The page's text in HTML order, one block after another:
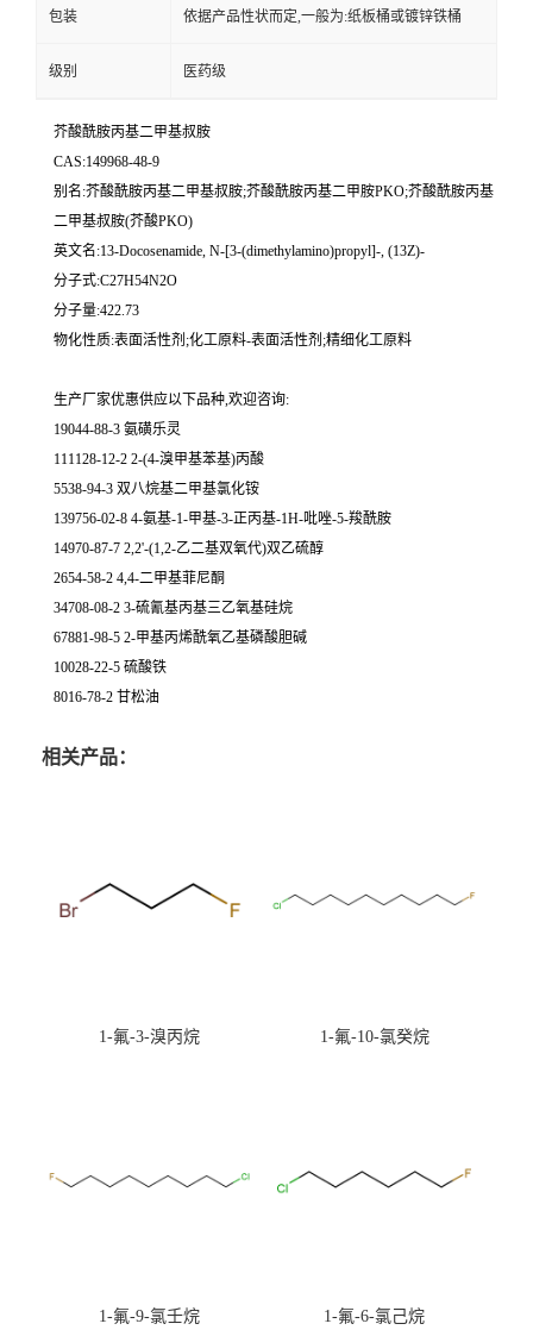
包装 依据产品性状而定,一般为:纸板桶或镀锌铁桶
级别 医药级
芥酸酰胺丙基二甲基叔胺
CAS:149968-48-9
别名:芥酸酰胺丙基二甲基叔胺;芥酸酰胺丙基二甲胺PKO;芥酸酰胺丙基
二甲基叔胺(芥酸PKO)
英文名:13-Docosenamide, N-[3-(dimethylamino)propyl]-, (13Z)-
分子式:C27H54N2O
分子量:422.73
物化性质:表面活性剂;化工原料-表面活性剂;精细化工原料
生产厂家优惠供应以下品种,欢迎咨询:
19044-88-3 氨磺乐灵
111128-12-2 2-(4-溴甲基苯基)丙酸
5538-94-3 双八烷基二甲基氯化铵
139756-02-8 4-氨基-1-甲基-3-正丙基-1H-吡唑-5-羧酰胺
14970-87-7 2,2'-(1,2-乙二基双氧代)双乙硫醇
2654-58-2 4,4-二甲基菲尼酮
34708-08-2 3-硫氰基丙基三乙氧基硅烷
67881-98-5 2-甲基丙烯酰氧乙基磷酸胆碱
10028-22-5 硫酸铁
8016-78-2 甘松油
相关产品：
1-氟-3-溴丙烷 1-氟-10-氯癸烷
1-氟-9-氯壬烷 1-氟-6-氯己烷